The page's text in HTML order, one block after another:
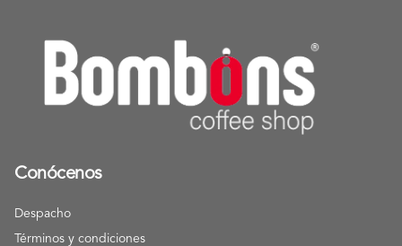
Conócenos
Despacho
Términos y condiciones